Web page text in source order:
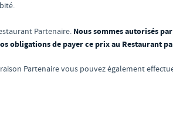
Partenaire. Nous sommes autorisés
obligations de payer ce prix au Restaurant
Partenaire vous pouvez également